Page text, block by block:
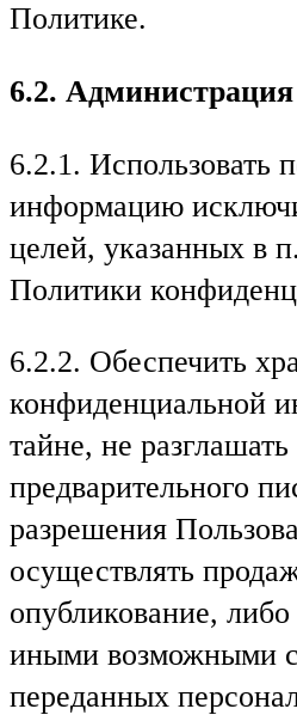
Политике.
6.2. Администрация
6.2.1. Использовать
информацию
целей, указанных в
Политики
6.2.2. Обеспечить
конфиденциальной
тайне, не разглашать
предварительного
разрешения
осуществлять
опубликование,
иными возможными
переданных